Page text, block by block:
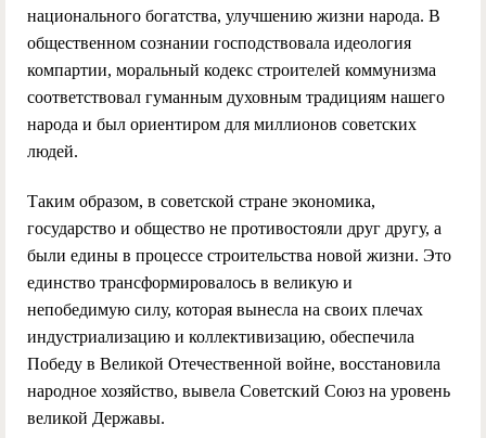
национального богатства, улучшению жизни народа. В
общественном сознании господствовала идеология
компартии, моральный кодекс строителей коммунизма
соответствовал гуманным духовным традициям нашего
народа и был ориентиром для миллионов советских
людей.
Таким образом, в советской стране экономика,
государство и общество не противостояли друг другу, а
были едины в процессе строительства новой жизни. Это
единство трансформировалось в великую и
непобедимую силу, которая вынесла на своих плечах
индустриализацию и коллективизацию, обеспечила
Победу в Великой Отечественной войне, восстановила
народное хозяйство, вывела Советский Союз на уровень
великой Державы.